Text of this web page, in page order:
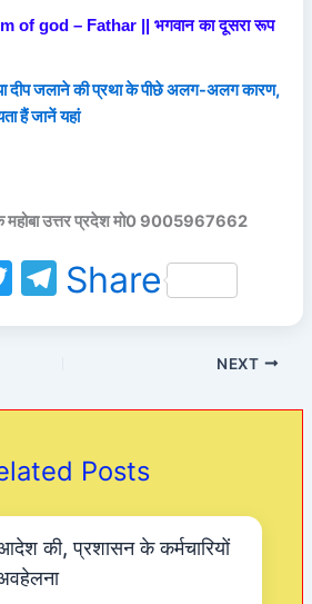
of god – Fathar || भगवान का दूसरा रूप
या दीप जलाने की प्रथा के पीछे अलग-अलग कारण,
हैं जानें यहां
महोबा उत्तर प्रदेश मो0 9005967662
T
T
a
m
Share
NEXT
Posts
की, प्रशासन के कर्मचारियों
अवहेलना